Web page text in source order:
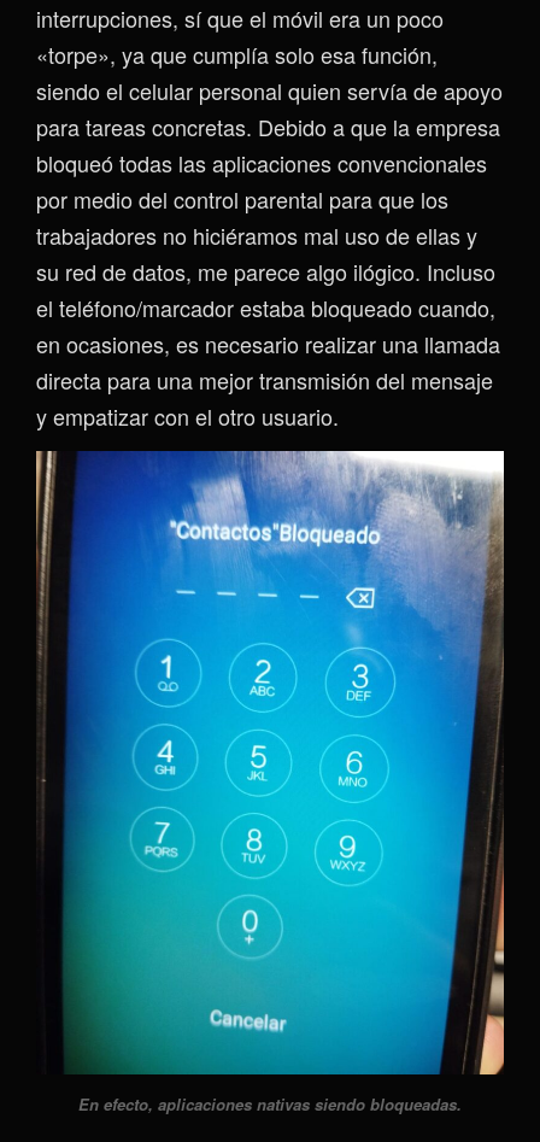
interrupciones, sí que el móvil era un poco
«torpe», ya que cumplía solo esa función,
siendo el celular personal quien servía de apoyo
para tareas concretas. Debido a que la empresa
bloqueó todas las aplicaciones convencionales
por medio del control parental para que los
trabajadores no hiciéramos mal uso de ellas y
su red de datos, me parece algo ilógico. Incluso
el teléfono/marcador estaba bloqueado cuando,
en ocasiones, es necesario realizar una llamada
directa para una mejor transmisión del mensaje
y empatizar con el otro usuario.
En efecto, aplicaciones nativas siendo bloqueadas.